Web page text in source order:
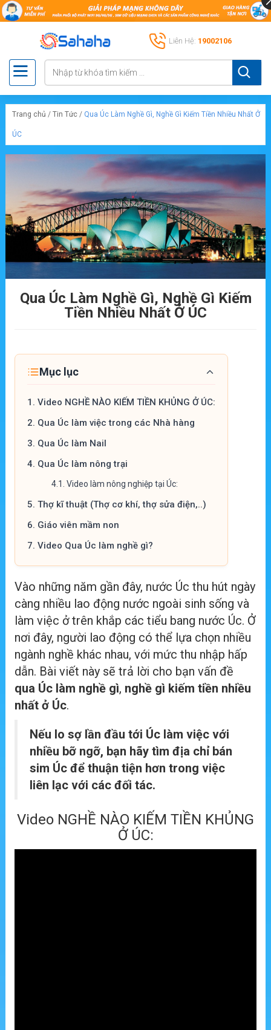
Liên Hệ: 19002106
Trang chủ / Tin Tức / Qua Úc Làm Nghề Gì, Nghề Gì Kiếm Tiền Nhiều Nhất Ở
ÚC
Qua Úc Làm Nghề Gì, Nghề Gì Kiếm
Tiền Nhiều Nhất Ở ÚC
Mục lục
1. Video NGHỀ NÀO KIẾM TIỀN KHỦNG Ở ÚC:
2. Qua Úc làm việc trong các Nhà hàng
3. Qua Úc làm Nail
4. Qua Úc làm nông trại
4.1. Video làm nông nghiệp tại Úc:
5. Thợ kĩ thuật (Thợ cơ khí, thợ sửa điện,..)
6. Giáo viên mầm non
7. Video Qua Úc làm nghề gì?
Vào những năm gần đây, nước Úc thu hút ngày
càng nhiều lao động nước ngoài sinh sống và
làm việc ở trên khắp các tiểu bang nước Úc. Ở
nơi đây, người lao động có thể lựa chọn nhiều
ngành nghề khác nhau, với mức thu nhập hấp
dẫn. Bài viết này sẽ trả lời cho bạn vấn đề
qua Úc làm nghề gì, nghề gì kiếm tiền nhiều
nhất ở Úc.
Nếu lo sợ lần đầu tới Úc làm việc với
nhiều bỡ ngỡ, bạn hãy tìm địa chỉ bán
sim Úc để thuận tiện hơn trong việc
liên lạc với các đối tác.
Video NGHỀ NÀO KIẾM TIỀN KHỦNG
Ở ÚC: